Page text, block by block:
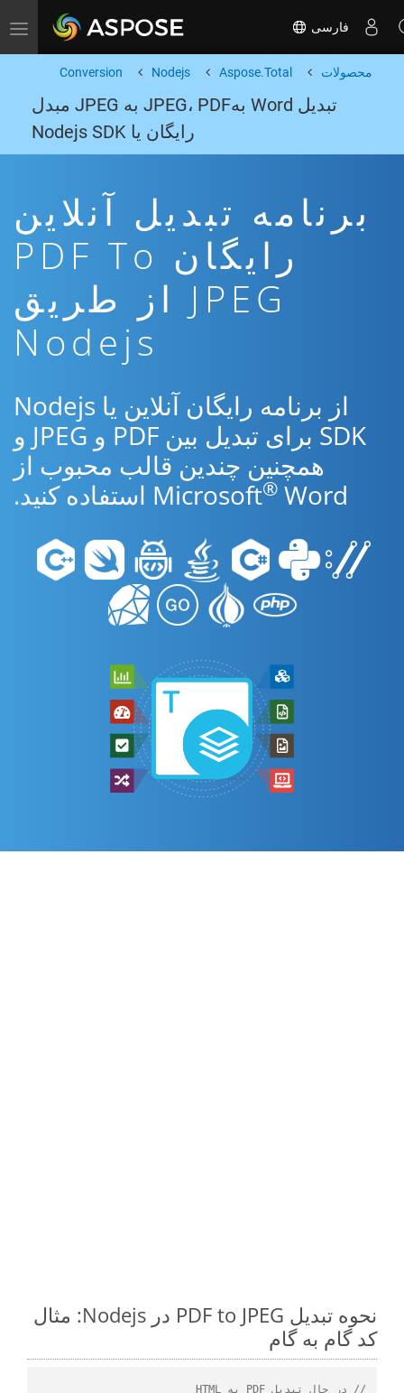
Toggle navigation فارسی
محصولات Aspose.Total
Nodejs
Conversion
تبدیل Word بهJPEG، PDF به JPEG مبدل
رایگان یا Nodejs SDK
برنامه تبدیل آنلاین
رایگان PDF To
JPEG از طریق
Nodejs
از برنامه رایگان آنلاین یا Nodejs
SDK برای تبدیل بین PDF و JPEG و
همچنین چندین قالب محبوب از
Microsoft® Word استفاده کنید.
نحوه تبدیل PDF to JPEG در Nodejs: مثال
کد گام به گام
// در حال تبدیل PDF به HTML